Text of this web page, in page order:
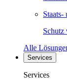
Schutz
Alle
Services
Services